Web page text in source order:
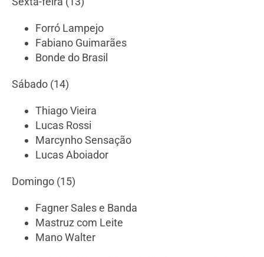
Forró Lampejo
Fabiano Guimarães
Bonde do Brasil
Sábado (14)
Thiago Vieira
Lucas Rossi
Marcynho Sensação
Lucas Aboiador
Domingo (15)
Fagner Sales e Banda
Mastruz com Leite
Mano Walter